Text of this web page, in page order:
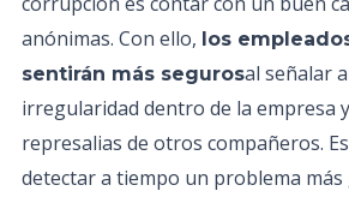
anónimas. Con ello, los
sentirán más segurosal señalar
irregularidad dentro de la empresa
represalias de otros compañeros.
detectar a tiempo un problema más